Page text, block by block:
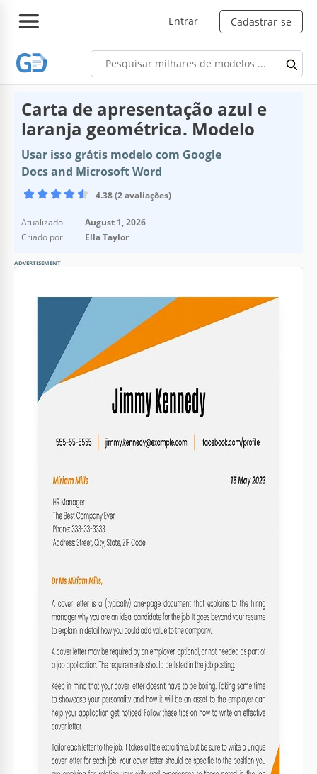
Entrar Cadastrar-se
Carta de apresentação azul e
laranja geométrica. Modelo
Usar isso grátis modelo com Google
Docs and Microsoft Word
4.38 (2 avaliações)
Atualizado
August 1, 2026
Criado por
Ella Taylor
ADVERTISEMENT